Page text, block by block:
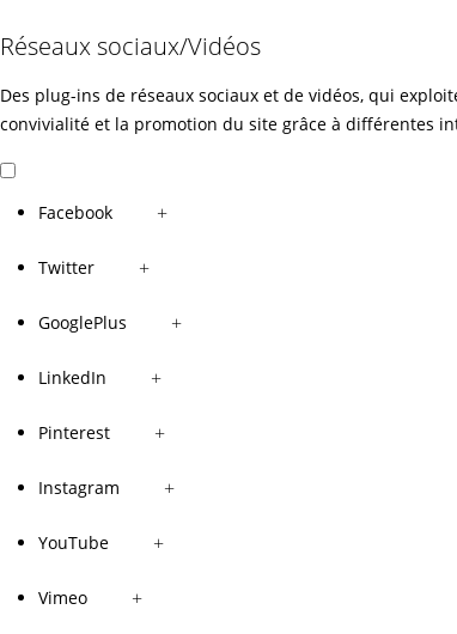
Réseaux sociaux/Vidéos
Des plug-ins de réseaux sociaux et de vidéos, qui
convivialité et la promotion du site grâce à différentes
Facebook +
Twitter +
GooglePlus +
LinkedIn +
Pinterest +
Instagram +
YouTube +
Vimeo +